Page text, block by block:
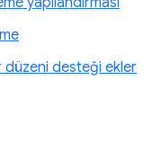
düzeni desteği ekler